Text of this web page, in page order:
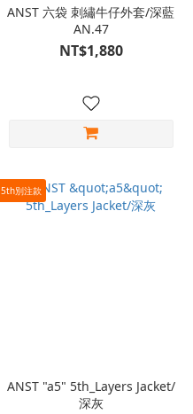
ANST 六袋 刺繡牛仔外套/深藍
AN.47
NT$1,880
5th別注款
ANST "a5" 5th_Layers Jacket/
深灰